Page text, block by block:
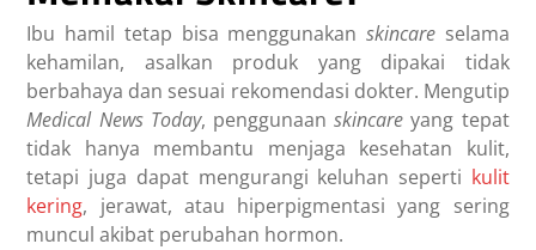
Ibu hamil tetap bisa menggunakan skincare selama
kehamilan, asalkan produk yang dipakai tidak
berbahaya dan sesuai rekomendasi dokter. Mengutip
Medical News Today, penggunaan skincare yang tepat
tidak hanya membantu menjaga kesehatan kulit,
tetapi juga dapat mengurangi keluhan seperti kulit
kering, jerawat, atau hiperpigmentasi yang sering
muncul akibat perubahan hormon.